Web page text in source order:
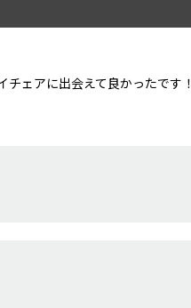
ェアに出会えて良かったです！